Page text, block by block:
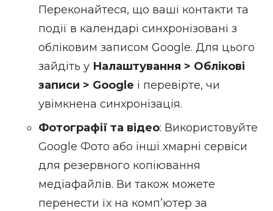
Переконайтеся, що ваші контакти та
події в календарі синхронізовані з
обліковим записом Google. Для цього
зайдіть у Налаштування > Облікові
записи > Google і перевірте, чи
увімкнена синхронізація.
Фотографії та відео: Використовуйте
Google Фото або інші хмарні сервіси
для резервного копіювання
медіафайлів. Ви також можете
перенести їх на комп’ютер за